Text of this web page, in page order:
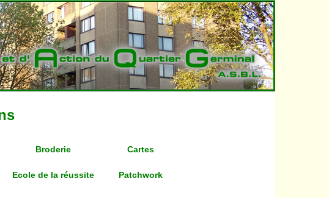
Broderie Cartes
Ecole de la réussite Patchwork